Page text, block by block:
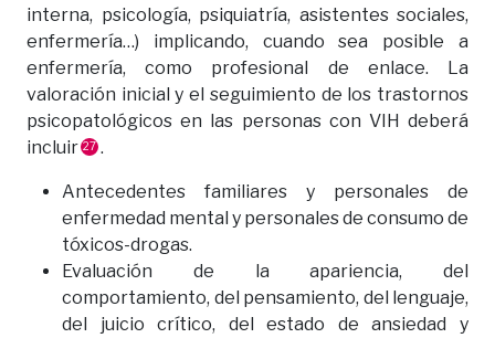
interna, psicología, psiquiatría, asistentes sociales,
enfermería…) implicando, cuando sea posible a
enfermería, como profesional de enlace. La
valoración inicial y el seguimiento de los trastornos
psicopatológicos en las personas con VIH deberá
incluir 27 .
Antecedentes familiares y personales de
enfermedad mental y personales de consumo de
tóxicos-drogas.
Evaluación de la apariencia, del
comportamiento, del pensamiento, del lenguaje,
del juicio crítico, del estado de ansiedad y